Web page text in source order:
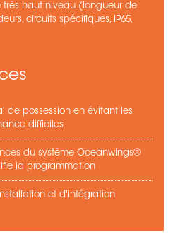
très haut niveau (longueur de
circuits spécifiques, IP65,
de possession en évitant les
difficiles
du système Oceanwings®
la programmation
et d'intégration